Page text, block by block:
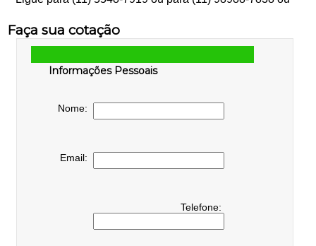
Faça sua cotação
Informações Pessoais
Nome:
Email:
Telefone: